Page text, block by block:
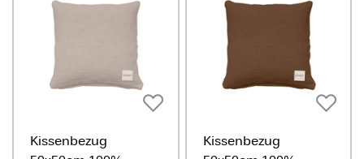
Kissenbezug
Kissenbezug